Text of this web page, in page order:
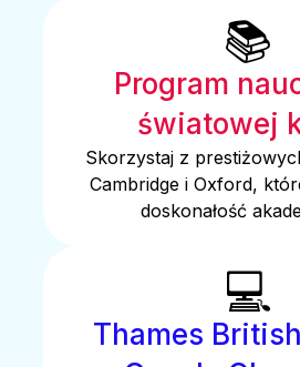
📚
Program
światowej
Skorzystaj z
Cambridge i Oxford,
doskonałość
💻
Thames